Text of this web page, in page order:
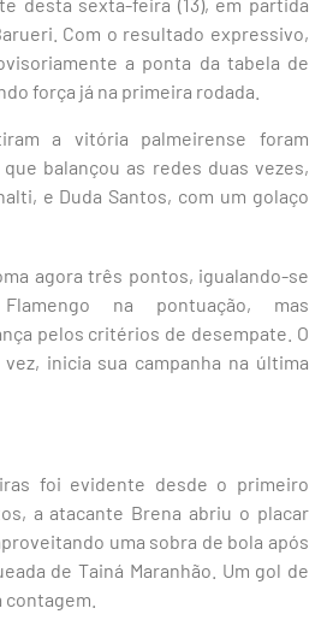
desta sexta-feira (13), em partida
Com o resultado expressivo,
a ponta da tabela de
força já na primeira rodada.
a vitória palmeirense foram
balançou as redes duas vezes,
e Duda Santos, com um golaço
agora três pontos, igualando-se
na pontuação, mas
pelos critérios de desempate. O
inicia sua campanha na última
foi evidente desde o primeiro
a atacante Brena abriu o placar
uma sobra de bola após
de Tainá Maranhão. Um gol de
contagem.